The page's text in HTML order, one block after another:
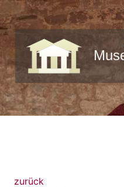
zurück